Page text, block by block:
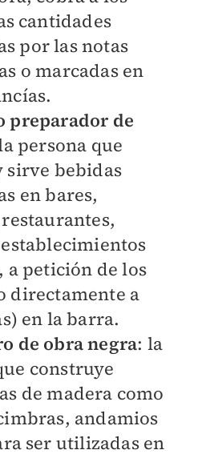
cantidades
por las notas
o marcadas en
preparador de
persona que
sirve bebidas
en bares,
a petición de los
directamente a
en la barra.
de obra negra: la
construye
de madera como
andamios
ser utilizadas en